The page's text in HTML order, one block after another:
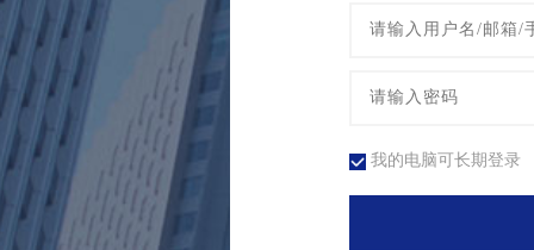
我的电脑可长期登录